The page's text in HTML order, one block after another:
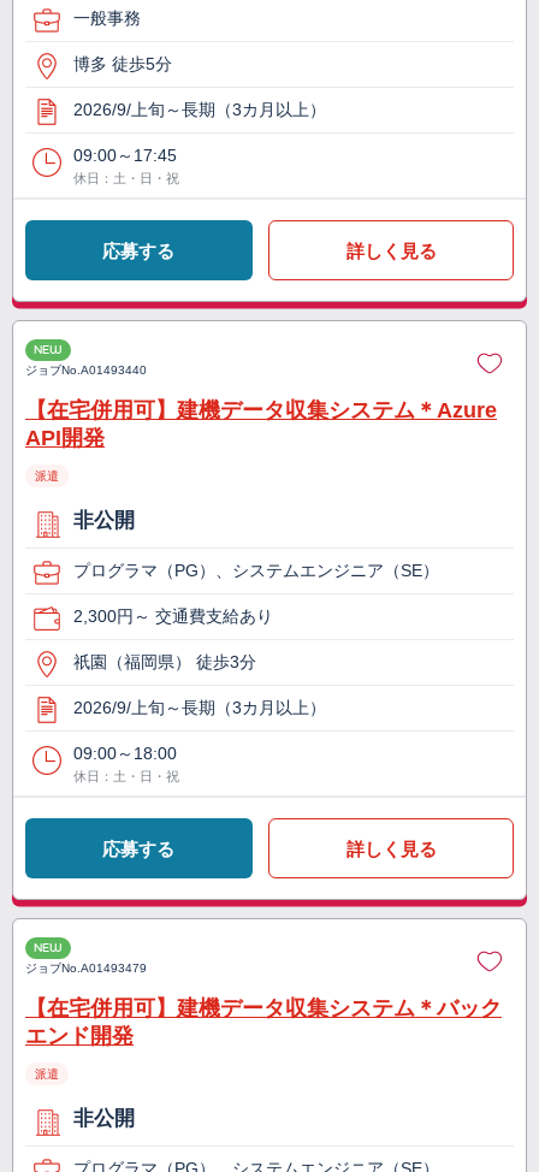
一般事務
博多 徒歩5分
2026/9/上旬～長期（3カ月以上）
09:00～17:45
休日：土・日・祝
応募する 詳しく見る
NEW
ジョブNo.A01493440
【在宅併用可】建機データ収集システム＊Azure
API開発
派遣
非公開
プログラマ（PG）、システムエンジニア（SE）
2,300円～ 交通費支給あり
祇園（福岡県） 徒歩3分
2026/9/上旬～長期（3カ月以上）
09:00～18:00
休日：土・日・祝
応募する 詳しく見る
NEW
ジョブNo.A01493479
【在宅併用可】建機データ収集システム＊バック
エンド開発
派遣
非公開